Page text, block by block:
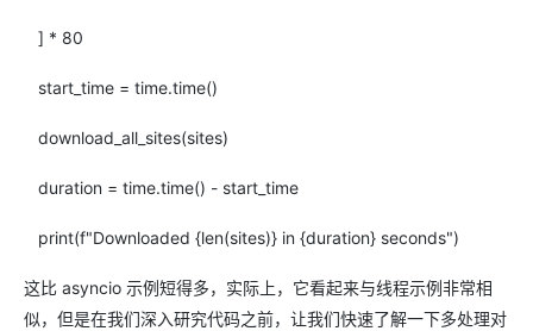
] * 80
start_time = time.time()
download_all_sites(sites)
duration = time.time() - start_time
print(f"Downloaded {len(sites)} in {duration} seconds")
这比 asyncio 示例短得多，实际上，它看起来与线程示例非常相
似，但是在我们深入研究代码之前，让我们快速了解一下多处理对